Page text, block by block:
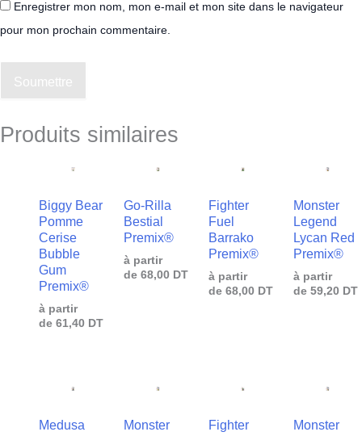
Enregistrer mon nom, mon e-mail et mon site dans le navigateur
pour mon prochain commentaire.
Soumettre
Produits similaires
Biggy Bear
Pomme
Cerise
Bubble
Gum
Premix®
à partir
de 61,40 DT
Go-Rilla
Bestial
Premix®
à partir
de 68,00 DT
Fighter
Fuel
Barrako
Premix®
à partir
de 68,00 DT
Monster
Legend
Lycan Red
Premix®
à partir
de 59,20 DT
Medusa
Monster
Fighter
Monster